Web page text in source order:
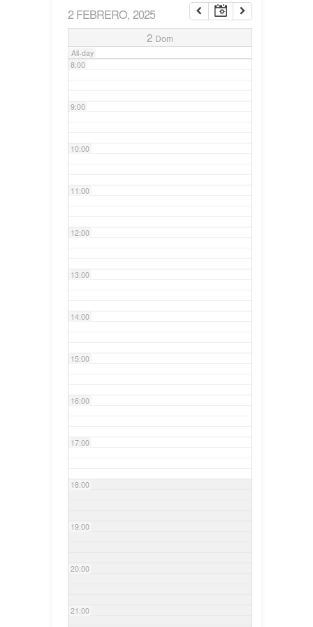
2 FEBRERO, 2025
2 Dom
All-day
7:00
8:00
9:00
10:00
11:00
12:00
13:00
14:00
15:00
16:00
17:00
18:00
19:00
20:00
21:00